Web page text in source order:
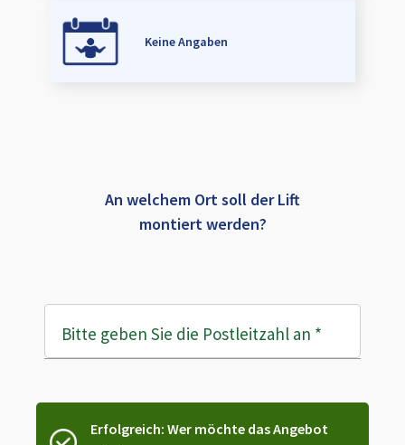
Keine Angaben
An welchem Ort soll der Lift
montiert werden?
Bitte geben Sie die Postleitzahl an *
Erfolgreich: Wer möchte das Angebot